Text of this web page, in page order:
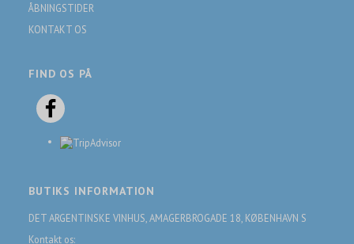
ÅBNINGSTIDER
KONTAKT OS
FIND OS PÅ
BUTIKS INFORMATION
DET ARGENTINSKE VINHUS, AMAGERBROGADE 18, KØBENHAVN S
Kontakt os: